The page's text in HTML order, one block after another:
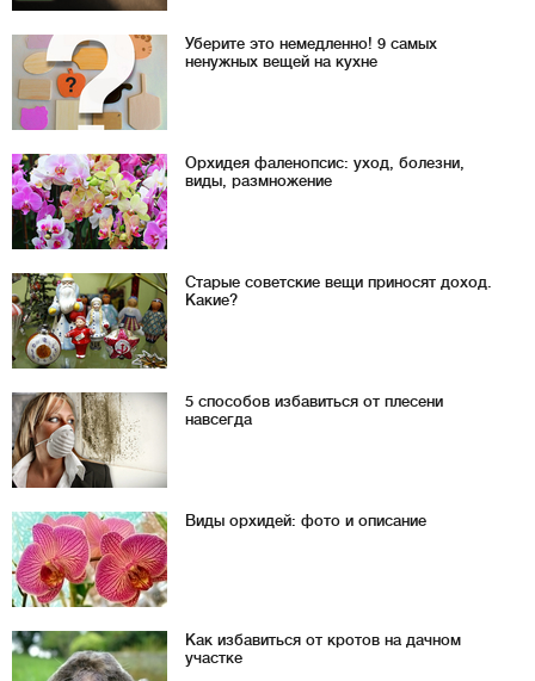
Уберите это немедленно! 9 самых
ненужных вещей на кухне
Орхидея фаленопсис: уход, болезни,
виды, размножение
Старые советские вещи приносят доход.
Какие?
5 способов избавиться от плесени
навсегда
Виды орхидей: фото и описание
Как избавиться от кротов на дачном
участке